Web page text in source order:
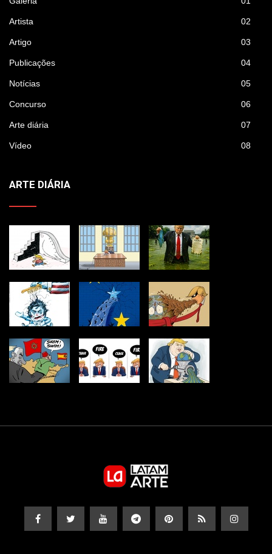
Artista 02
Artigo 03
Publicações 04
Notícias 05
Concurso 06
Arte diária 07
Vídeo 08
ARTE DIÁRIA